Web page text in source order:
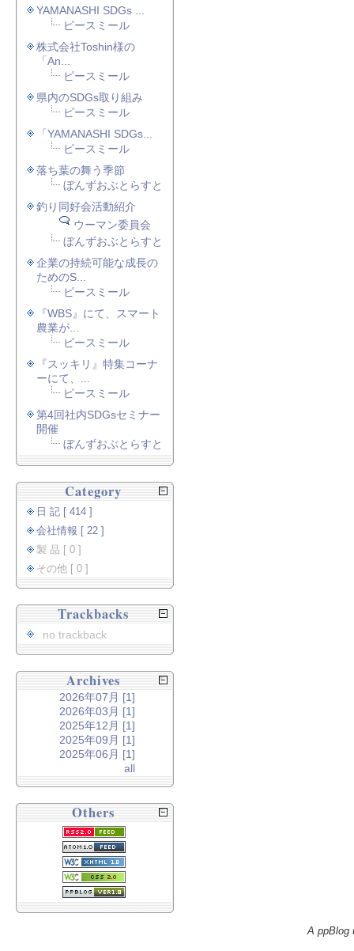
YAMANASHI SDGs ...
ピースミール
株式会社Toshin様の
「An...
ピースミール
県内のSDGs取り組み
ピースミール
「YAMANASHI SDGs...
ピースミール
落ち葉の舞う季節
ぼんずおぶとらすと
釣り同好会活動紹介
ウーマン委員会
ぼんずおぶとらすと
企業の持続可能な成長の
ためのS...
ピースミール
『WBS』にて、スマート
農業が...
ピースミール
『スッキリ』特集コーナ
ーにて、...
ピースミール
第4回社内SDGsセミナー
開催
ぼんずおぶとらすと
Category
日 記 [ 414 ]
会社情報 [ 22 ]
製 品 [ 0 ]
その他 [ 0 ]
Trackbacks
no trackback
Archives
2026年07月 [1]
2026年03月 [1]
2025年12月 [1]
2025年09月 [1]
2025年06月 [1]
all
Others
A ppBlog